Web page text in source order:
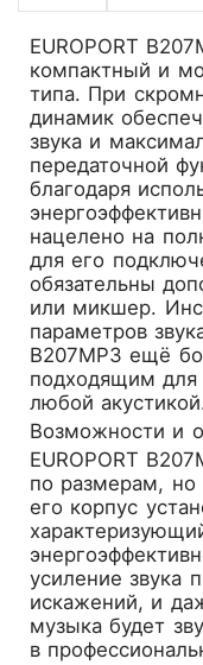
EUROPORT
компактный и
типа. При
динамик
звука и
передаточной
благодаря
нацелено на
для его
обязательны
или микшер.
параметров
B207MP3 ещё
подходящим
любой
Возможности и
EUROPORT
по размерам, но
его корпус
усиление звука
искажений, и
музыка будет
в